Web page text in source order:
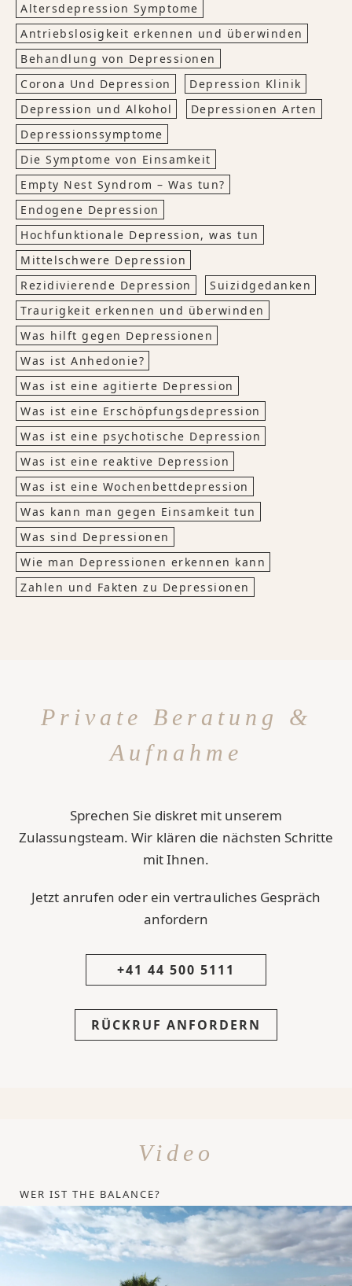
Altersdepression Symptome
Antriebslosigkeit erkennen und überwinden
Behandlung von Depressionen
Corona Und Depression
Depression Klinik
Depression und Alkohol
Depressionen Arten
Depressionssymptome
Die Symptome von Einsamkeit
Empty Nest Syndrom – Was tun?
Endogene Depression
Hochfunktionale Depression, was tun
Mittelschwere Depression
Rezidivierende Depression
Suizidgedanken
Traurigkeit erkennen und überwinden
Was hilft gegen Depressionen
Was ist Anhedonie?
Was ist eine agitierte Depression
Was ist eine Erschöpfungsdepression
Was ist eine psychotische Depression
Was ist eine reaktive Depression
Was ist eine Wochenbettdepression
Was kann man gegen Einsamkeit tun
Was sind Depressionen
Wie man Depressionen erkennen kann
Zahlen und Fakten zu Depressionen
Private Beratung &
Aufnahme
Sprechen Sie diskret mit unserem
Zulassungsteam. Wir klären die nächsten Schritte
mit Ihnen.
Jetzt anrufen oder ein vertrauliches Gespräch
anfordern
+41 44 500 5111
RÜCKRUF ANFORDERN
Video
WER IST THE BALANCE?